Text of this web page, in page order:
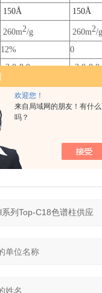
欢迎您！
来自局域网的朋友！有什
吗？
150Å 150Å
260m2/g 260m2/g
12% 0
2.0-8.0 2.0-8.0
是 否